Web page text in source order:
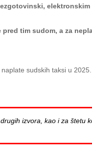
elektronskim
tim sudom, a za
sudskih taksi u
izvora, kao i za štetu